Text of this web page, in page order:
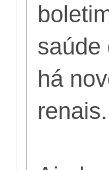
saúde
há
renais.